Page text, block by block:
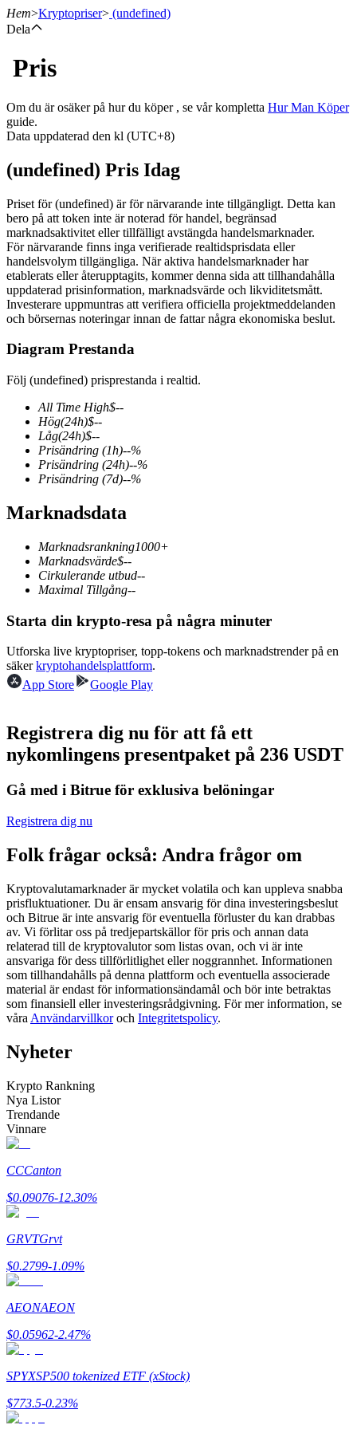
Terminer
USDT Futures
Futures med USDT som säkerhet
COIN-M Futures
Futures för kryptovaluta
TradFi
Derivat för aktier, valuta, ädelmetaller och råvaror
Futures med USDC som säkerhet
Kopiera Trading
Gå med de bästa handlarna
Bli en Copy Trader
Njut av vinstdelning och kopieringshandelsprovisioner
Information
Big data-analys inklusive handelsinformation, etc.
Hem>Kryptopriser> (undefined)
Dela
Pris
Om du är osäker på hur du köper , se vår kompletta Hur Man Köper
guide.
Data uppdaterad den kl (UTC+8)
(undefined) Pris Idag
Priset för (undefined) är för närvarande inte tillgängligt. Detta kan
bero på att token inte är noterad för handel, begränsad
marknadsaktivitet eller tillfälligt avstängda handelsmarknader.
För närvarande finns inga verifierade realtidsprisdata eller
handelsvolym tillgängliga. När aktiva handelsmarknader har
etablerats eller återupptagits, kommer denna sida att tillhandahålla
uppdaterad prisinformation, marknadsvärde och likviditetsmått.
Investerare uppmuntras att verifiera officiella projektmeddelanden
och börsernas noteringar innan de fattar några ekonomiska beslut.
Diagram Prestanda
Följ (undefined) prisprestanda i realtid.
All Time High$--
Hög(24h)$--
Låg(24h)$--
Prisändring (1h)--%
Prisändring (24h)--%
Prisändring (7d)--%
Marknadsdata
Marknadsrankning1000+
Marknadsvärde$--
Cirkulerande utbud--
Maximal Tillgång--
Starta din krypto-resa på några minuter
Utforska live kryptopriser, topp-tokens och marknadstrender på en
säkerkryptohandelsplattform.
App Store
Google Play
Registrera dig nu för att få ett
nykomlingens presentpaket på 236 USDT
Gå med i Bitrue för exklusiva belöningar
Registrera dig nu
Folk frågar också: Andra frågor om
Kryptovalutamarknader är mycket volatila och kan uppleva snabba
prisfluktuationer. Du är ensam ansvarig för dina investeringsbeslut
och Bitrue är inte ansvarig för eventuella förluster du kan drabbas
av. Vi förlitar oss på tredjepartskällor för pris och annan data
relaterad till de kryptovalutor som listas ovan, och vi är inte
ansvariga för dess tillförlitlighet eller noggrannhet. Informationen
som tillhandahålls på denna plattform och eventuella associerade
material är endast för informationsändamål och bör inte betraktas
som finansiell eller investeringsrådgivning. För mer information, se
våra Användarvillkoroch Integritetspolicy.
Nyheter
Krypto Rankning
Nya Listor
Trendande
Vinnare
CCCanton
$0.09076-12.30%
GRVTGrvt
$0.2799-1.09%
AEONAEON
$0.05962-2.47%
SPYXSP500 tokenized ETF (xStock)
$773.5-0.23%